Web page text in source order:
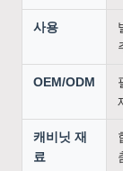
사용
OEM/ODM
캐비닛 재
료